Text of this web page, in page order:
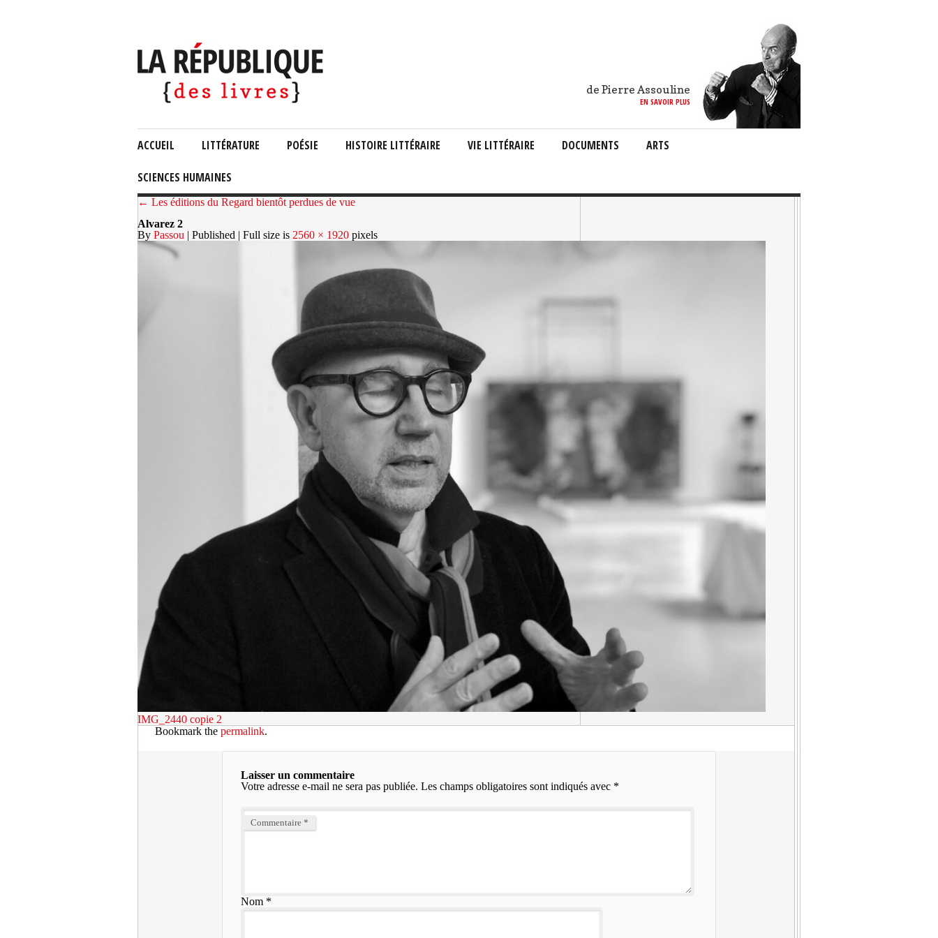
de Pierre Assouline
EN SAVOIR PLUS
ACCUEIL LITTÉRATURE POÉSIE HISTOIRE LITTÉRAIRE VIE LITTÉRAIRE DOCUMENTS ARTS
SCIENCES HUMAINES
← Les éditions du Regard bientôt perdues de vue
Alvarez 2
By Passou | Published | Full size is 2560 × 1920 pixels
IMG_2440 copie 2
Bookmark the permalink.
Laisser un commentaire
Votre adresse e-mail ne sera pas publiée. Les champs obligatoires sont indiqués avec *
Commentaire *
Nom*